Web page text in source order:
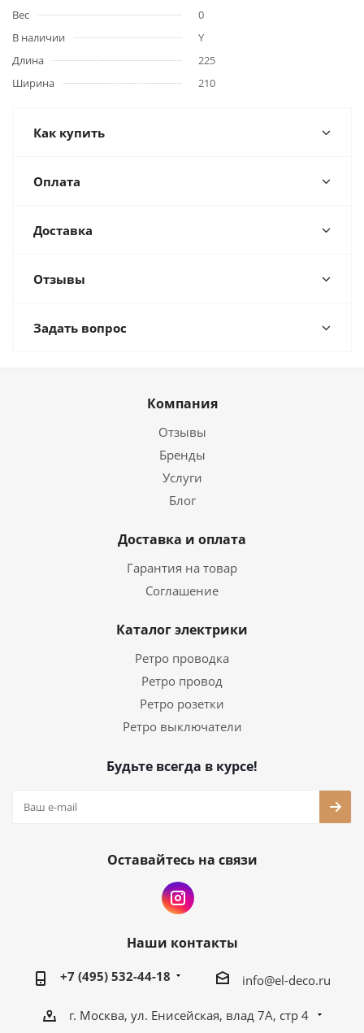
Вес
0
В наличии
Y
Длина
225
Ширина
210
Как купить
Оплата
Доставка
Отзывы
Задать вопрос
Компания
Отзывы
Бренды
Услуги
Блог
Доставка и оплата
Гарантия на товар
Соглашение
Каталог электрики
Ретро проводка
Ретро провод
Ретро розетки
Ретро выключатели
Будьте всегда в курсе!
Оставайтесь на связи
Наши контакты
+7 (495) 532-44-18 info@el-deco.ru
г. Москва, ул. Енисейская, влад 7А, стр 4